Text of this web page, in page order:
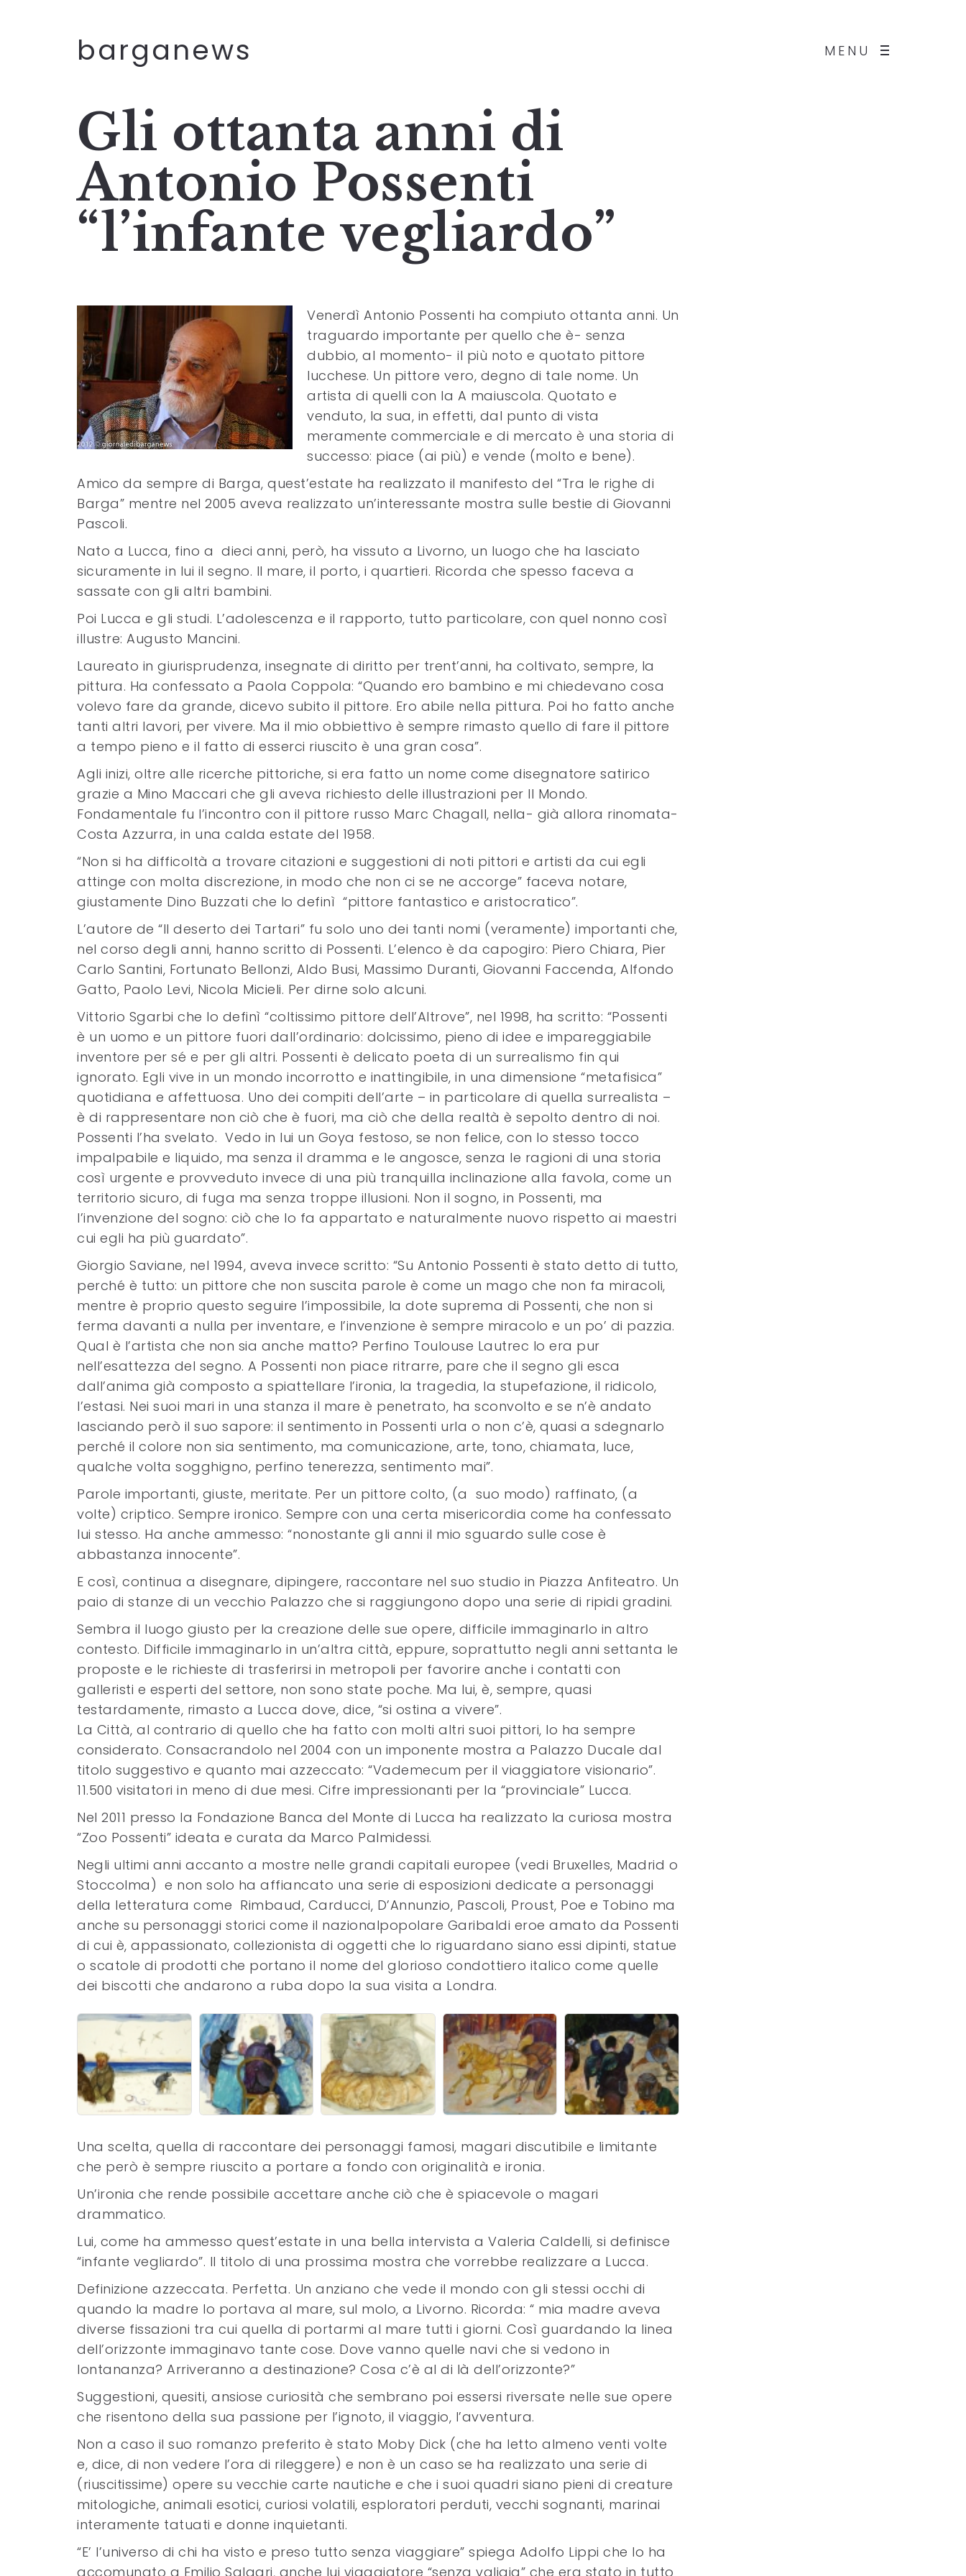
MENU
barganews
Gli ottanta anni di
Antonio Possenti
“l’infante vegliardo”
Venerdì Antonio Possenti ha compiuto ottanta anni. Un
traguardo importante per quello che è- senza
dubbio, al momento- il più noto e quotato pittore
lucchese. Un pittore vero, degno di tale nome. Un
artista di quelli con la A maiuscola. Quotato e
venduto, la sua, in effetti, dal punto di vista
meramente commerciale e di mercato è una storia di
successo: piace (ai più) e vende (molto e bene).
Amico da sempre di Barga, quest’estate ha realizzato il manifesto del “Tra le righe di
Barga” mentre nel 2005 aveva realizzato un’interessante mostra sulle bestie di Giovanni
Pascoli.
Nato a Lucca, fino a dieci anni, però, ha vissuto a Livorno, un luogo che ha lasciato
sicuramente in lui il segno. Il mare, il porto, i quartieri. Ricorda che spesso faceva a
sassate con gli altri bambini.
Poi Lucca e gli studi. L’adolescenza e il rapporto, tutto particolare, con quel nonno così
illustre: Augusto Mancini.
Laureato in giurisprudenza, insegnate di diritto per trent’anni, ha coltivato, sempre, la
pittura. Ha confessato a Paola Coppola: “Quando ero bambino e mi chiedevano cosa
volevo fare da grande, dicevo subito il pittore. Ero abile nella pittura. Poi ho fatto anche
tanti altri lavori, per vivere. Ma il mio obbiettivo è sempre rimasto quello di fare il pittore
a tempo pieno e il fatto di esserci riuscito è una gran cosa”.
Agli inizi, oltre alle ricerche pittoriche, si era fatto un nome come disegnatore satirico
grazie a Mino Maccari che gli aveva richiesto delle illustrazioni per Il Mondo.
Fondamentale fu l’incontro con il pittore russo Marc Chagall, nella- già allora rinomata-
Costa Azzurra, in una calda estate del 1958.
“Non si ha difficoltà a trovare citazioni e suggestioni di noti pittori e artisti da cui egli
attinge con molta discrezione, in modo che non ci se ne accorge” faceva notare,
giustamente Dino Buzzati che lo definì “pittore fantastico e aristocratico”.
L’autore de “Il deserto dei Tartari” fu solo uno dei tanti nomi (veramente) importanti che,
nel corso degli anni, hanno scritto di Possenti. L’elenco è da capogiro: Piero Chiara, Pier
Carlo Santini, Fortunato Bellonzi, Aldo Busi, Massimo Duranti, Giovanni Faccenda, Alfondo
Gatto, Paolo Levi, Nicola Micieli. Per dirne solo alcuni.
Vittorio Sgarbi che lo definì “coltissimo pittore dell’Altrove”, nel 1998, ha scritto: “Possenti
è un uomo e un pittore fuori dall’ordinario: dolcissimo, pieno di idee e impareggiabile
inventore per sé e per gli altri. Possenti è delicato poeta di un surrealismo fin qui
ignorato. Egli vive in un mondo incorrotto e inattingibile, in una dimensione “metafisica”
quotidiana e affettuosa. Uno dei compiti dell’arte – in particolare di quella surrealista –
è di rappresentare non ciò che è fuori, ma ciò che della realtà è sepolto dentro di noi.
Possenti l’ha svelato. Vedo in lui un Goya festoso, se non felice, con lo stesso tocco
impalpabile e liquido, ma senza il dramma e le angosce, senza le ragioni di una storia
così urgente e provveduto invece di una più tranquilla inclinazione alla favola, come un
territorio sicuro, di fuga ma senza troppe illusioni. Non il sogno, in Possenti, ma
l’invenzione del sogno: ciò che lo fa appartato e naturalmente nuovo rispetto ai maestri
cui egli ha più guardato”.
Giorgio Saviane, nel 1994, aveva invece scritto: “Su Antonio Possenti è stato detto di tutto,
perché è tutto: un pittore che non suscita parole è come un mago che non fa miracoli,
mentre è proprio questo seguire l’impossibile, la dote suprema di Possenti, che non si
ferma davanti a nulla per inventare, e l’invenzione è sempre miracolo e un po’ di pazzia.
Qual è l’artista che non sia anche matto? Perfino Toulouse Lautrec lo era pur
nell’esattezza del segno. A Possenti non piace ritrarre, pare che il segno gli esca
dall’anima già composto a spiattellare l’ironia, la tragedia, la stupefazione, il ridicolo,
l’estasi. Nei suoi mari in una stanza il mare è penetrato, ha sconvolto e se n’è andato
lasciando però il suo sapore: il sentimento in Possenti urla o non c’è, quasi a sdegnarlo
perché il colore non sia sentimento, ma comunicazione, arte, tono, chiamata, luce,
qualche volta sogghigno, perfino tenerezza, sentimento mai”.
Parole importanti, giuste, meritate. Per un pittore colto, (a suo modo) raffinato, (a
volte) criptico. Sempre ironico. Sempre con una certa misericordia come ha confessato
lui stesso. Ha anche ammesso: “nonostante gli anni il mio sguardo sulle cose è
abbastanza innocente”.
E così, continua a disegnare, dipingere, raccontare nel suo studio in Piazza Anfiteatro. Un
paio di stanze di un vecchio Palazzo che si raggiungono dopo una serie di ripidi gradini.
Sembra il luogo giusto per la creazione delle sue opere, difficile immaginarlo in altro
contesto. Difficile immaginarlo in un’altra città, eppure, soprattutto negli anni settanta le
proposte e le richieste di trasferirsi in metropoli per favorire anche i contatti con
galleristi e esperti del settore, non sono state poche. Ma lui, è, sempre, quasi
testardamente, rimasto a Lucca dove, dice, “si ostina a vivere”.
La Città, al contrario di quello che ha fatto con molti altri suoi pittori, lo ha sempre
considerato. Consacrandolo nel 2004 con un imponente mostra a Palazzo Ducale dal
titolo suggestivo e quanto mai azzeccato: “Vademecum per il viaggiatore visionario”.
11.500 visitatori in meno di due mesi. Cifre impressionanti per la “provinciale” Lucca.
Nel 2011 presso la Fondazione Banca del Monte di Lucca ha realizzato la curiosa mostra
“Zoo Possenti” ideata e curata da Marco Palmidessi.
Negli ultimi anni accanto a mostre nelle grandi capitali europee (vedi Bruxelles, Madrid o
Stoccolma) e non solo ha affiancato una serie di esposizioni dedicate a personaggi
della letteratura come Rimbaud, Carducci, D’Annunzio, Pascoli, Proust, Poe e Tobino ma
anche su personaggi storici come il nazionalpopolare Garibaldi eroe amato da Possenti
di cui è, appassionato, collezionista di oggetti che lo riguardano siano essi dipinti, statue
o scatole di prodotti che portano il nome del glorioso condottiero italico come quelle
dei biscotti che andarono a ruba dopo la sua visita a Londra.
Una scelta, quella di raccontare dei personaggi famosi, magari discutibile e limitante
che però è sempre riuscito a portare a fondo con originalità e ironia.
Un’ironia che rende possibile accettare anche ciò che è spiacevole o magari
drammatico.
Lui, come ha ammesso quest’estate in una bella intervista a Valeria Caldelli, si definisce
“infante vegliardo”. Il titolo di una prossima mostra che vorrebbe realizzare a Lucca.
Definizione azzeccata. Perfetta. Un anziano che vede il mondo con gli stessi occhi di
quando la madre lo portava al mare, sul molo, a Livorno. Ricorda: “ mia madre aveva
diverse fissazioni tra cui quella di portarmi al mare tutti i giorni. Così guardando la linea
dell’orizzonte immaginavo tante cose. Dove vanno quelle navi che si vedono in
lontananza? Arriveranno a destinazione? Cosa c’è al di là dell’orizzonte?”
Suggestioni, quesiti, ansiose curiosità che sembrano poi essersi riversate nelle sue opere
che risentono della sua passione per l’ignoto, il viaggio, l’avventura.
Non a caso il suo romanzo preferito è stato Moby Dick (che ha letto almeno venti volte
e, dice, di non vedere l’ora di rileggere) e non è un caso se ha realizzato una serie di
(riuscitissime) opere su vecchie carte nautiche e che i suoi quadri siano pieni di creature
mitologiche, animali esotici, curiosi volatili, esploratori perduti, vecchi sognanti, marinai
interamente tatuati e donne inquietanti.
“E’ l’universo di chi ha visto e preso tutto senza viaggiare” spiega Adolfo Lippi che lo ha
accomunato a Emilio Salgari, anche lui viaggiatore “senza valigia” che era stato in tutto